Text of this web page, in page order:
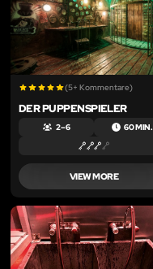
(5+ Kommentare)
DER PUPPENSPIELER
2 – 6 60 MIN.
VIEW MORE